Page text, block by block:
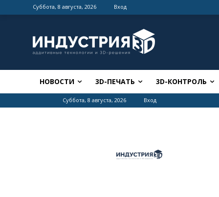
Суббота, 8 августа, 2026 Вход
НОВОСТИ 3D-ПЕЧАТЬ 3D-КОНТРОЛЬ
Суббота, 8 августа, 2026 Вход